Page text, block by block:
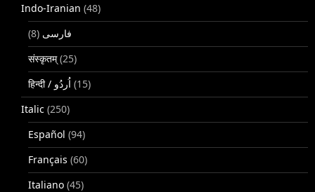
Indo-Iranian (48)
فارسی (8)
संस्कृतम्(25)
(15)
Italic (250)
Español (94)
Français (60)
Italiano (45)